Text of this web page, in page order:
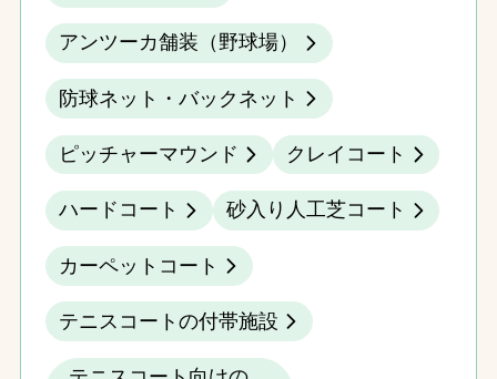
アンツーカ舗装（野球場）
防球ネット・バックネット
ピッチャーマウンド クレイコート
ハードコート 砂入り人工芝コート
カーペットコート
テニスコートの付帯施設